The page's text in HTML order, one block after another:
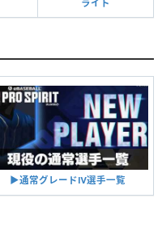
ライト
▶︎通常グレードⅣ選手一覧